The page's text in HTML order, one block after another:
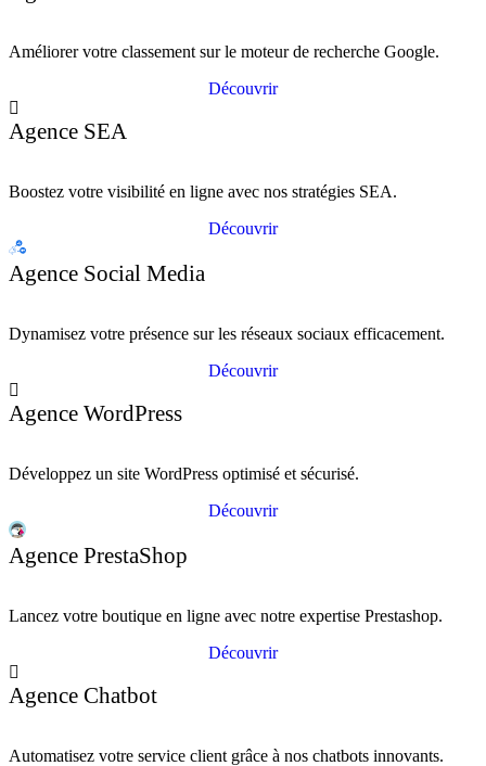
Améliorer votre classement sur le moteur de recherche Google.
Découvrir
Agence SEA
Boostez votre visibilité en ligne avec nos stratégies SEA.
Découvrir
Agence Social Media
Dynamisez votre présence sur les réseaux sociaux efficacement.
Découvrir
Agence WordPress
Développez un site WordPress optimisé et sécurisé.
Découvrir
Agence PrestaShop
Lancez votre boutique en ligne avec notre expertise Prestashop.
Découvrir
Agence Chatbot
Automatisez votre service client grâce à nos chatbots innovants.